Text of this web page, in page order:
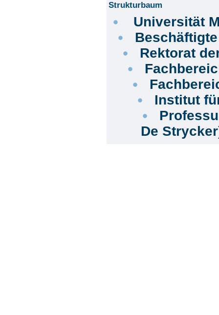
Strukturbaum
Universität
Beschäftigte
Rektorat
Institut
De